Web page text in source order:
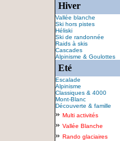
Hiver
Vallée blanche
Ski hors pistes
Héliski
Ski de randonnée
Raids à skis
Cascades
Alpinisme & Goulottes
Eté
Escalade
Alpinisme
Classiques & 4000
Mont-Blanc
Découverte & famille
» Multi activités
» Vallée Blanche
» Rando glaciaires